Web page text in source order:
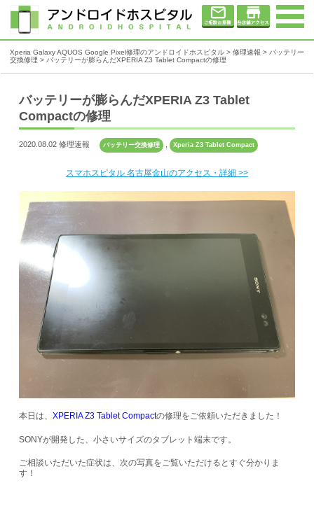
Xperia Galaxy AQUOS Google Pixel修理のアンドロイドホスピタル > 修理速報 > バッテリー
交換修理 > バッテリーが膨らんだXPERIA Z3 Tablet Compactの修理
バッテリーが膨らんだXPERIA Z3 Tablet
Compactの修理
2020.08.02 修理速報 バッテリー交換修理 , Xperia Z3 Tablet Compact
スマホスピタル 名古屋金山のアクセス・詳細 >>
本日は、XPERIA Z3 Tablet Compactの修理をご依頼いただきました！
SONYが開発した、小さいサイズのタブレット端末です。
ご相談いただいた症状は、次の写真をご覧いただけるとすぐ分かりま
す！